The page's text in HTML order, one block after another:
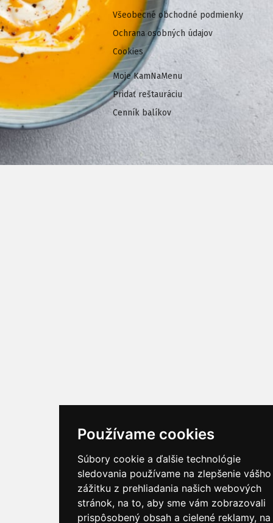
Používame cookies
Súbory cookie a ďalšie technológie
sledovania používame na zlepšenie vášho
zážitku z prehliadania našich webových
stránok, na to, aby sme vám zobrazovali
prispôsobený obsah a cielené reklamy, na
Všeobecné obchodné podmienky
Ochrana osobných údajov
Cookies
Moje KamNaMenu
Pridať reštauráciu
Cenník balíkov